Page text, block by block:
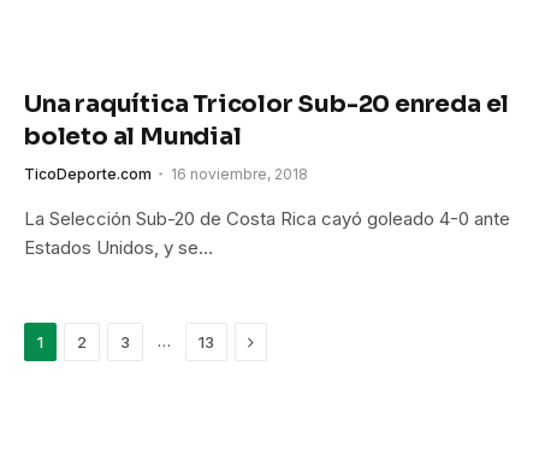
Una raquítica Tricolor Sub-20 enreda el
boleto al Mundial
TicoDeporte.com 16 noviembre, 2018
La Selección Sub-20 de Costa Rica cayó goleado 4-0 ante
Estados Unidos, y se…
1 2 3 … 13 Next